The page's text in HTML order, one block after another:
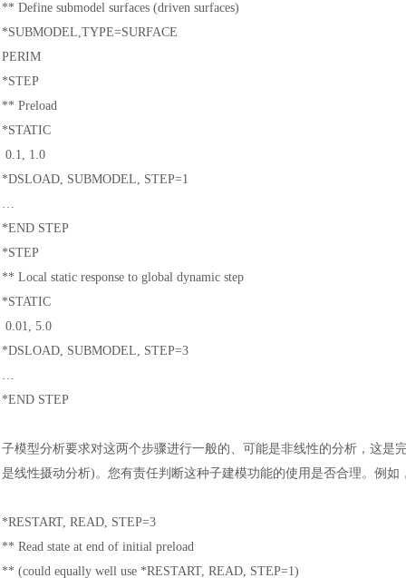
** Define submodel surfaces (driven surfaces)
*SUBMODEL,TYPE=SURFACE
PERIM
*STEP
** Preload
*STATIC
0.1, 1.0
*DSLOAD, SUBMODEL, STEP=1
…
*END STEP
*STEP
** Local static response to global dynamic step
*STATIC
0.01, 5.0
*DSLOAD, SUBMODEL, STEP=3
…
*END STEP
子模型分析要求对这两个步骤进行一般的、可能是非线性的分析，这
是线性摄动分析)。您有责任判断这种子建模功能的使用是否合理。例
*RESTART, READ, STEP=3
** Read state at end of initial preload
** (could equally well use *RESTART, READ, STEP=1)